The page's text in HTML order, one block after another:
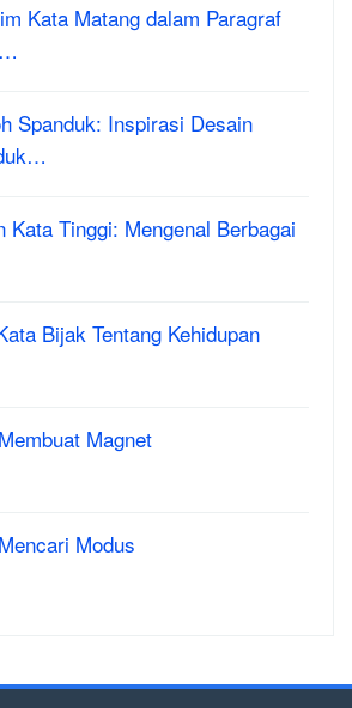
Kata Matang dalam Paragraf
Spanduk: Inspirasi Desain
Kata Tinggi: Mengenal Berbagai
Bijak Tentang Kehidupan
Magnet
Modus